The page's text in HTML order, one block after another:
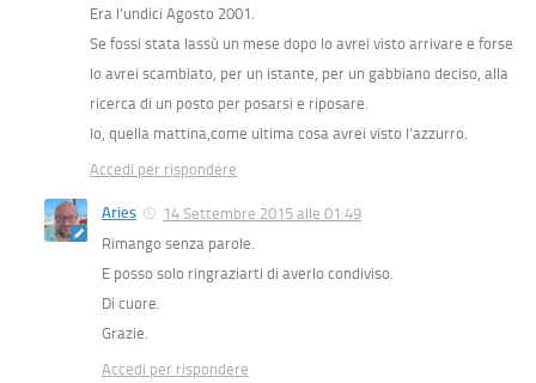
Era l’undici Agosto 2001.
Se fossi stata lassù un mese dopo lo avrei visto arrivare e forse
lo avrei scambiato, per un istante, per un gabbiano deciso, alla
ricerca di un posto per posarsi e riposare.
Io, quella mattina,come ultima cosa avrei visto l’azzurro.
Accedi per rispondere
Aries
14 Settembre 2015 alle 01:49
Rimango senza parole.
E posso solo ringraziarti di averlo condiviso.
Di cuore.
Grazie.
Accedi per rispondere